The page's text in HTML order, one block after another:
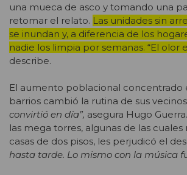
una mueca de asco y tomando una
retomar el relato. Las unidades sin
se inundan y, a diferencia de los
nadie los limpia por semanas. “El olor
describe.
El aumento poblacional concentrado
barrios cambió la rutina de sus
convirtió en día”, asegura Hugo
las mega torres, algunas de las cuales
casas de dos pisos, les perjudicó el
hasta tarde. Lo mismo con la música